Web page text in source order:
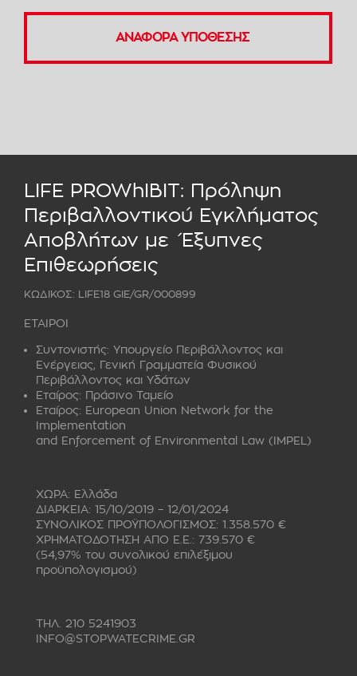
ΑΝΑΦΟΡΑ ΥΠΟΘΕΣΗΣ
LIFE PROWhIBIT: Πρόληψη
Περιβαλλοντικού Εγκλήματος
Αποβλήτων με Έξυπνες
Επιθεωρήσεις
ΚΩΔΙΚΟΣ: LIFE18 GIE/GR/000899
ΕΤΑΙΡΟΙ
Συντονιστής: Υπουργείο Περιβάλλοντος και
Ενέργειας, Γενική Γραμματεία Φυσικού
Περιβάλλοντος και Υδάτων
Εταίρος: Πράσινο Ταμείο
Εταίρος: European Union Network for the
Implementation
and Enforcement of Environmental Law (IMPEL)
ΧΩΡΑ: Ελλάδα
ΔΙΑΡΚΕΙΑ: 15/10/2019 – 12/01/2024
ΣΥΝΟΛΙΚΟΣ ΠΡΟΫΠΟΛΟΓΙΣΜΟΣ: 1.358.570 €
ΧΡΗΜΑΤΟΔΟΤΗΣΗ ΑΠΟ Ε.Ε.: 739.570 €
(54,97% του συνολικού επιλέξιμου
προϋπολογισμού)
ΤΗΛ. 210 5241903
INFO@STOPWATECRIME.GR